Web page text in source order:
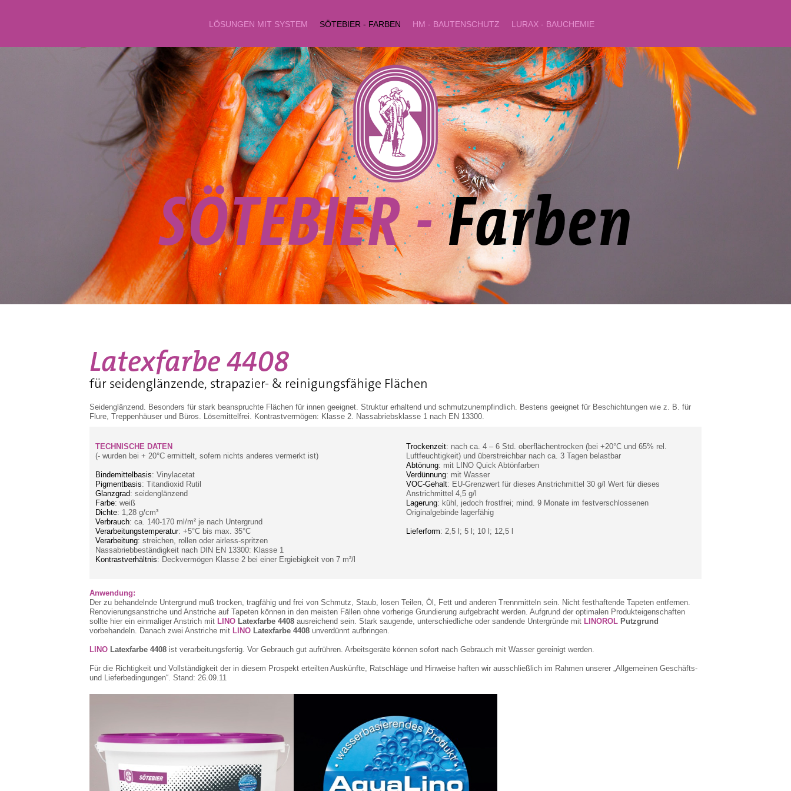
LÖSUNGEN MIT SYSTEM SÖTEBIER - FARBEN HM - BAUTENSCHUTZ LURAX - BAUCHEMIE
SÖTEBIER-Farben
Latexfarbe 4408
für seidenglänzende, strapazier- & reinigungsfähige Flächen
Seidenglänzend. Besonders für stark beanspruchte Flächen für innen geeignet. Struktur erhaltend und schmutzunempfindlich. Bestens geeignet für Beschichtungen wie z. B. für
Flure, Treppenhäuser und Büros. Lösemittelfrei. Kontrastvermögen: Klasse 2. Nassabriebsklasse 1 nach EN 13300.
TECHNISCHE DATEN
(- wurden bei + 20°C ermittelt, sofern nichts anderes vermerkt ist)
Bindemittelbasis: Vinylacetat
Pigmentbasis: Titandioxid Rutil
Glanzgrad: seidenglänzend
Farbe: weiß
Dichte: 1,28 g/cm³
Verbrauch: ca. 140-170 ml/m² je nach Untergrund
Verarbeitungstemperatur: +5°C bis max. 35°C
Verarbeitung: streichen, rollen oder airless-spritzen
Nassabriebbeständigkeit nach DIN EN 13300: Klasse 1
Kontrastverhältnis: Deckvermögen Klasse 2 bei einer Ergiebigkeit von 7 m²/l
Trockenzeit: nach ca. 4 – 6 Std. oberflächentrocken (bei +20°C und 65% rel.
Luftfeuchtigkeit) und überstreichbar nach ca. 3 Tagen belastbar
Abtönung: mit LINO Quick Abtönfarben
Verdünnung: mit Wasser
VOC-Gehalt: EU-Grenzwert für dieses Anstrichmittel 30 g/l Wert für dieses
Anstrichmittel 4,5 g/l
Lagerung: kühl, jedoch frostfrei; mind. 9 Monate im festverschlossenen
Originalgebinde lagerfähig
Lieferform: 2,5 l; 5 l; 10 l; 12,5 l
Anwendung:
Der zu behandelnde Untergrund muß trocken, tragfähig und frei von Schmutz, Staub, losen Teilen, Öl, Fett und anderen Trennmitteln sein. Nicht festhaftende Tapeten entfernen.
Renovierungsanstriche und Anstriche auf Tapeten können in den meisten Fällen ohne vorherige Grundierung aufgebracht werden. Aufgrund der optimalen Produkteigenschaften
sollte hier ein einmaliger Anstrich mit LINO Latexfarbe 4408 ausreichend sein. Stark saugende, unterschiedliche oder sandende Untergründe mit LINOROL Putzgrund
vorbehandeln. Danach zwei Anstriche mit LINO Latexfarbe 4408 unverdünnt aufbringen.
LINO Latexfarbe 4408 ist verarbeitungsfertig. Vor Gebrauch gut aufrühren. Arbeitsgeräte können sofort nach Gebrauch mit Wasser gereinigt werden.
Für die Richtigkeit und Vollständigkeit der in diesem Prospekt erteilten Auskünfte, Ratschläge und Hinweise haften wir ausschließlich im Rahmen unserer „Allgemeinen Geschäfts-
und Lieferbedingungen“. Stand: 26.09.11